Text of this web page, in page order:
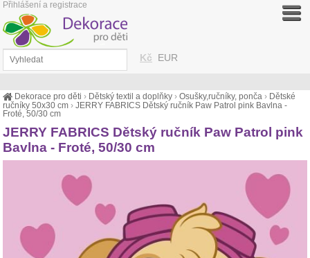
Dekorace pro děti › Dětský textil a doplňky ›Osušky,ručníky, ponča › Dětské
ručníky 50x30 cm ›JERRY FABRICS Dětský ručník Paw Patrol pink Bavlna -
Froté, 50/30 cm
JERRY FABRICS Dětský ručník Paw Patrol pink
Bavlna - Froté, 50/30 cm
Kč EUR
Přihlášení a registrace